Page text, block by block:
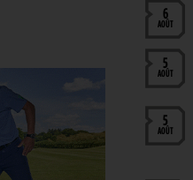
6
AOÛT
5
AOÛT
5
AOÛT